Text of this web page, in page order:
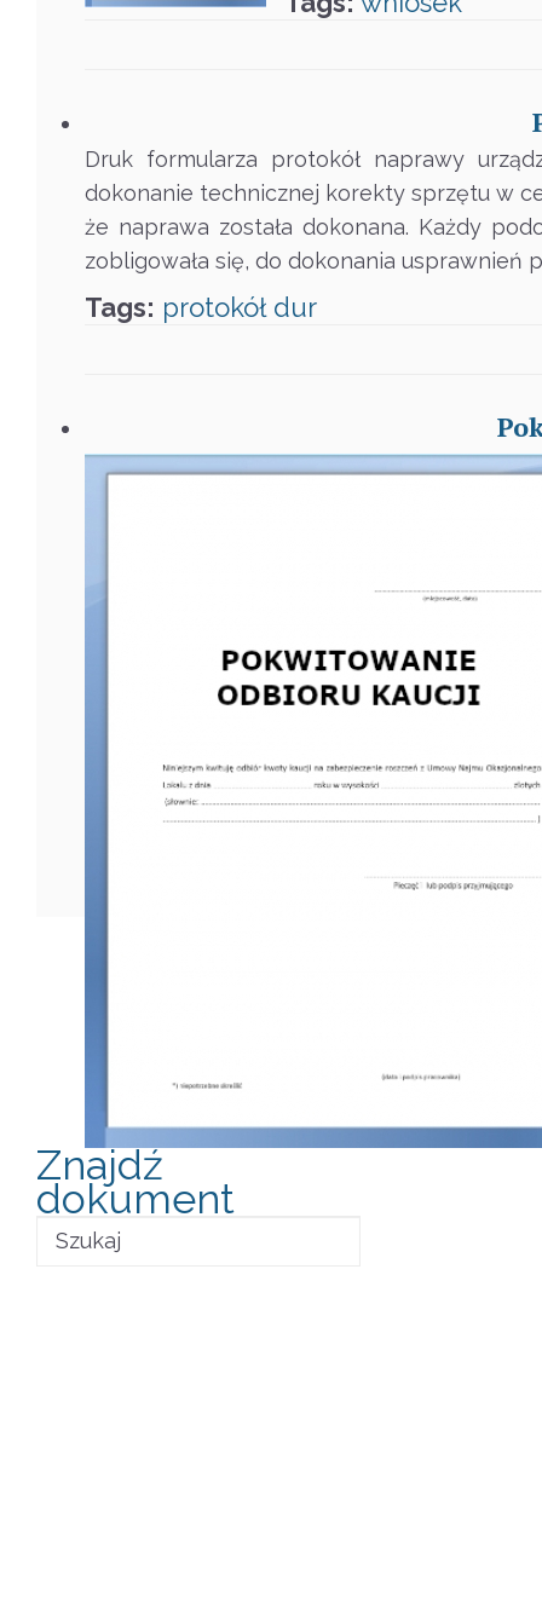
Druk formularza protokół naprawy
dokonanie technicznej korekty sprzętu w
że naprawa została dokonana. Każdy
zobligowała się, do dokonania usprawnień
Tags: protokół dur
Znajdź
dokument